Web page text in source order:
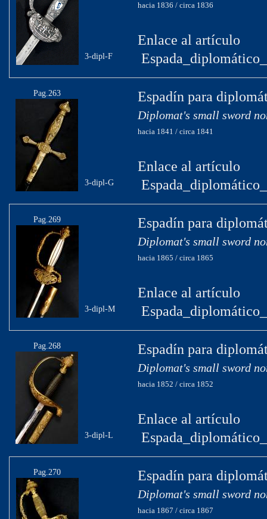
3-dipl-F
hacia 1836 / circa 1836
Enlace al artículo
Pag.263
3-dipl-G
Espadín para
Diplomat's small sword
hacia 1841 / circa 1841
Enlace al artículo
Pag.269
3-dipl-M
Espadín para
Diplomat's small sword
hacia 1865 / circa 1865
Enlace al artículo
Pag.268
3-dipl-L
Espadín para
Diplomat's small sword
hacia 1852 / circa 1852
Enlace al artículo
Pag.270 Espadín para
Diplomat's small sword
hacia 1867 / circa 1867